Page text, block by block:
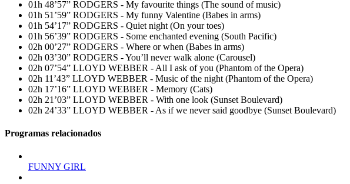
01h 48’57” RODGERS - My favourite things (The sound of music)
01h 51’59” RODGERS - My funny Valentine (Babes in arms)
01h 54’17” RODGERS - Quiet night (On your toes)
01h 56’39” RODGERS - Some enchanted evening (South Pacific)
02h 00’27” RODGERS - Where or when (Babes in arms)
02h 03’30” RODGERS - You’ll never walk alone (Carousel)
02h 07’54” LLOYD WEBBER - All I ask of you (Phantom of the Opera)
02h 11’43” LLOYD WEBBER - Music of the night (Phantom of the Opera)
02h 17’16” LLOYD WEBBER - Memory (Cats)
02h 21’03” LLOYD WEBBER - With one look (Sunset Boulevard)
02h 24’33” LLOYD WEBBER - As if we never said goodbye (Sunset Boulevard)
Programas relacionados
FUNNY GIRL